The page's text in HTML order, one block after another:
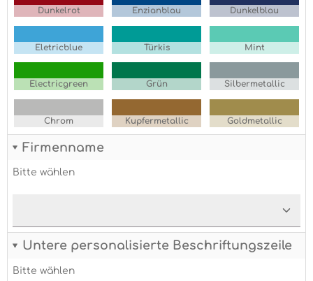
Dunkelrot Enzianblau Dunkelblau
Eletricblue Türkis Mint
Electricgreen Grün Silbermetallic
Chrom Kupfermetallic Goldmetallic
Firmenname
Bitte wählen
Untere personalisierte Beschriftungszeile
Bitte wählen